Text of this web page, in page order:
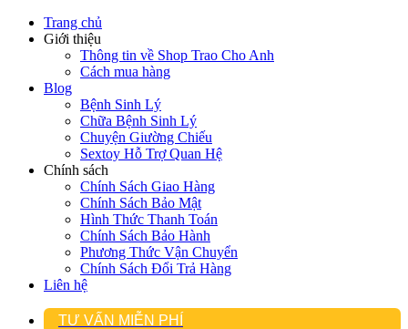
Trang chủ
Giới thiệu
Thông tin về Shop Trao Cho Anh
Cách mua hàng
Blog
Bệnh Sinh Lý
Chữa Bệnh Sinh Lý
Chuyện Giường Chiếu
Sextoy Hỗ Trợ Quan Hệ
Chính sách
Chính Sách Giao Hàng
Chính Sách Bảo Mật
Hình Thức Thanh Toán
Chính Sách Bảo Hành
Phương Thức Vận Chuyển
Chính Sách Đổi Trả Hàng
Liên hệ
TƯ VẤN MIỄN PHÍ